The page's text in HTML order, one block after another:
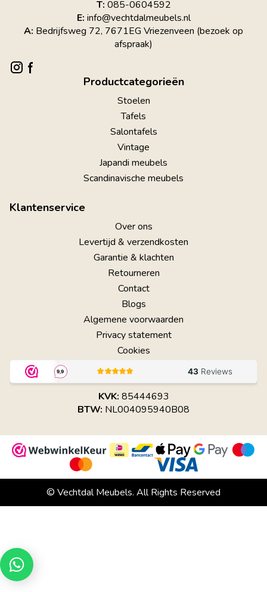
T: 085-0604592
E: info@vechtdalmeubels.nl
A: Bedrijfsweg 72, 7671EG Vriezenveen (bezoek op
afspraak)
Productcategorieën
Stoelen
Tafels
Salontafels
Vintage
Japandi meubels
Scandinavische meubels
Klantenservice
Over ons
Levertijd & verzendkosten
Garantie & klachten
Retourneren
Contact
Blogs
Algemene voorwaarden
Privacy statement
Cookies
KVK: 85444693
BTW: NL004095940B08
© Vechtdal Meubels. All Rights Reserved